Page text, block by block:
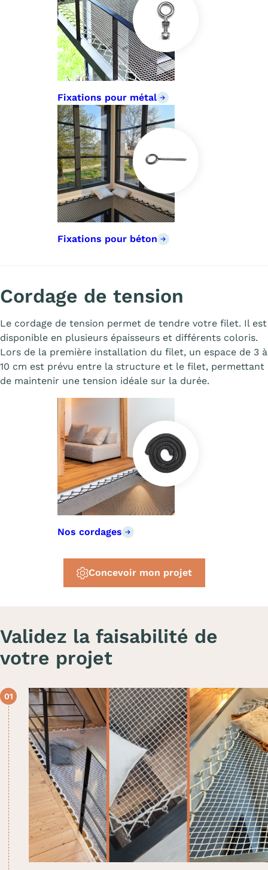
Fixations pour métal
Fixations pour béton
Cordage de tension
Le cordage de tension permet de tendre votre filet. Il est
disponible en plusieurs épaisseurs et différents coloris.
Lors de la première installation du filet, un espace de 3 à
10 cm est prévu entre la structure et le filet, permettant
de maintenir une tension idéale sur la durée.
Nos cordages
Concevoir mon projet
Validez la faisabilité de
votre projet